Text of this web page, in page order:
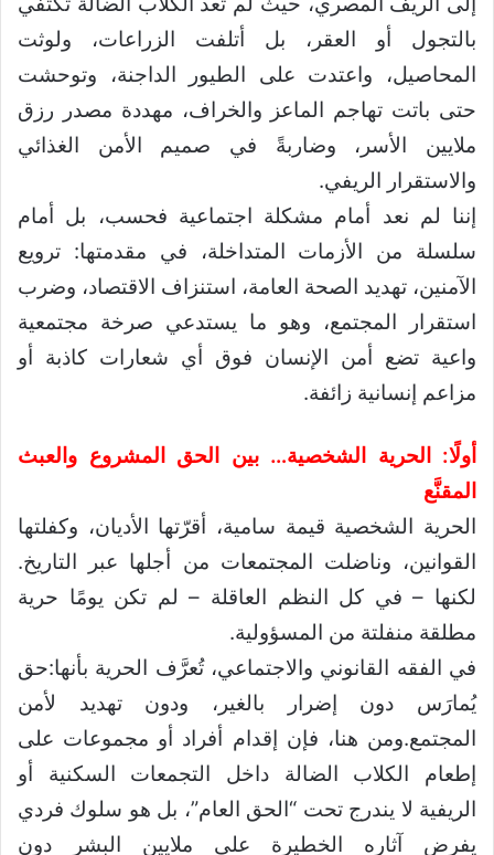
بالتجول أو العقر، بل أتلفت الزراعات، ولوثت
المحاصيل، واعتدت على الطيور الداجنة، وتوحشت
حتى باتت تهاجم الماعز والخراف، مهددة مصدر رزق
ملايين الأسر، وضاربةً في صميم الأمن الغذائي
والاستقرار الريفي.
إننا لم نعد أمام مشكلة اجتماعية فحسب، بل أمام
سلسلة من الأزمات المتداخلة، في مقدمتها: ترويع
الآمنين، تهديد الصحة العامة، استنزاف الاقتصاد، وضرب
استقرار المجتمع، وهو ما يستدعي صرخة مجتمعية
واعية تضع أمن الإنسان فوق أي شعارات كاذبة أو
مزاعم إنسانية زائفة.
أولًا: الحرية الشخصية… بين الحق المشروع والعبث
المقنَّع
الحرية الشخصية قيمة سامية، أقرّتها الأديان، وكفلتها
القوانين، وناضلت المجتمعات من أجلها عبر التاريخ.
لكنها – في كل النظم العاقلة – لم تكن يومًا حرية
مطلقة منفلتة من المسؤولية.
في الفقه القانوني والاجتماعي، تُعرَّف الحرية بأنها:حق
يُمارَس دون إضرار بالغير، ودون تهديد لأمن
المجتمع.ومن هنا، فإن إقدام أفراد أو مجموعات على
إطعام الكلاب الضالة داخل التجمعات السكنية أو
الريفية لا يندرج تحت “الحق العام”، بل هو سلوك فردي
يفرض آثاره الخطيرة على ملايين البشر دون